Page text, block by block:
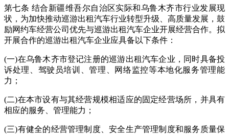
第七条 结合新疆维吾尔自治区实际和乌鲁木齐市行业发展现
状，为加快推动巡游出租汽车行业转型升级、高质量发展，鼓
励网约车经营公司优先与巡游出租汽车企业开展经营合作。拟
开展合作的巡游出租汽车企业应具备以下条件：
(一)在乌鲁木齐市登记注册的巡游出租汽车企业，同时具备投
诉处理、驾驶员培训、管理、网络监控等本地化服务管理能
力；
(二)在本市设有与其经营规模相适应的固定经营场所，并具有
相应的服务、管理能力；
(三)有健全的经营管理制度、安全生产管理制度和服务质量保